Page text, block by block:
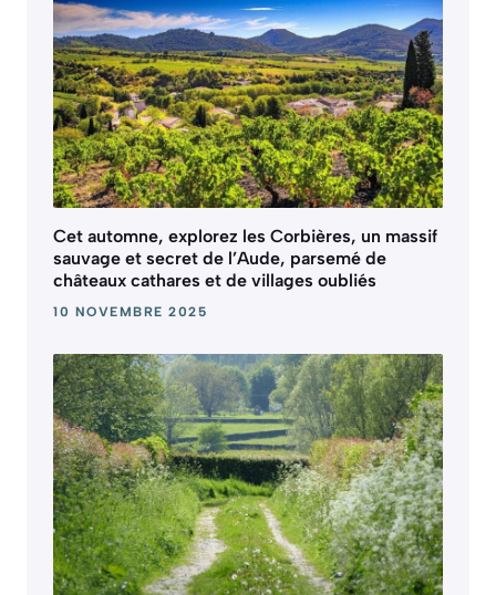
Cet automne, explorez les Corbières, un massif
sauvage et secret de l’Aude, parsemé de
châteaux cathares et de villages oubliés
10 NOVEMBRE 2025